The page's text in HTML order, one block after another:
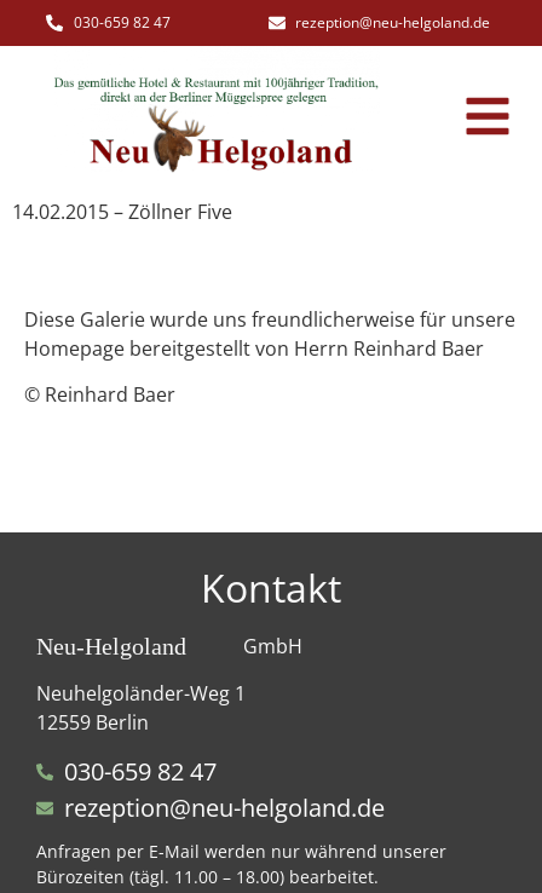
030-659 82 47 rezeption@neu-helgoland.de
14.02.2015 – Zöllner Five
Diese Galerie wurde uns freundlicherweise für unsere
Homepage bereitgestellt von Herrn Reinhard Baer
© Reinhard Baer
Kontakt
Neu-Helgoland
GmbH
Neuhelgoländer-Weg 1
12559 Berlin
030-659 82 47
rezeption@neu-helgoland.de
Anfragen per E-Mail werden nur während unserer
Bürozeiten (tägl. 11.00 – 18.00) bearbeitet.